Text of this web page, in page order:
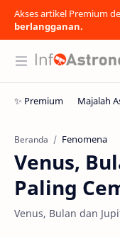
Akses artikel Premium
berlangganan.
Beranda Fenomena
Venus,
Paling
Venus, Bulan dan